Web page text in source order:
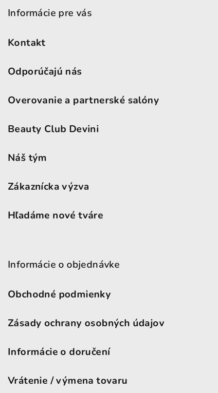
Informácie pre vás
Kontakt
Odporúčajú nás
Overovanie a partnerské salóny
Beauty Club Devini
Náš tým
Zákaznícka výzva
Hľadáme nové tváre
Informácie o objednávke
Obchodné podmienky
Zásady ochrany osobných údajov
Informácie o doručení
Vrátenie / výmena tovaru